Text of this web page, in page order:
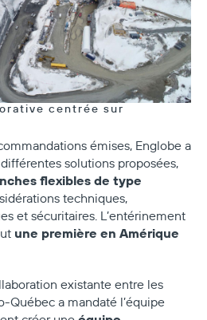
centrée sur
émises, Englobe a
solutions proposées,
flexibles de type
techniques,
et sécuritaires. L’entérinement
une première en Amérique
existante entre les
Québec a mandaté l’équipe